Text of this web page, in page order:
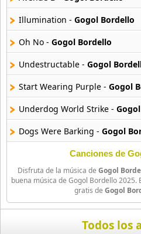
Ben Harper
11 músicas online
Billboard
163 músicas online
Black Guayaba
25 músicas online
Black Sabbath
110 músicas online
Blondie
10 músicas online
Illumination - Gogol Bordello
Oh No - Gogol Bordello
Undestructable - Gogol
Start Wearing Purple - Gogol
Underdog World Strike -
Dogs Were Barking - Gogol
Canciones de
Disfruta de la música de Gogol
buena música de Gogol Bordello 2025.
gratis de Gogol
Todos los